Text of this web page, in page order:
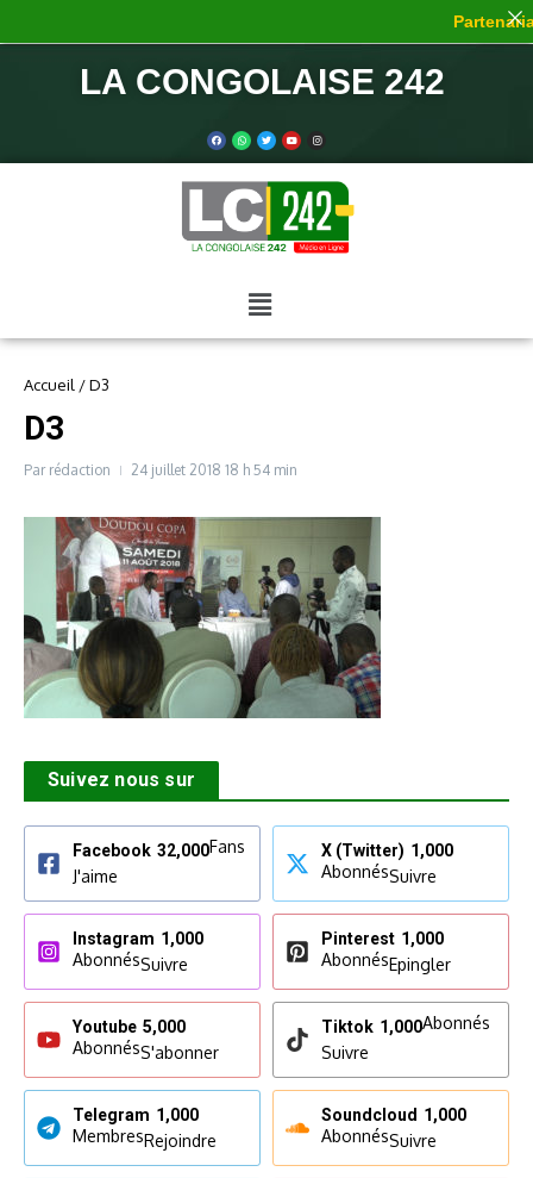
LA CONGOLAISE 242
Accueil /D3
D3
Par rédaction 24 juillet 2018 18 h 54 min
Suivez nous sur
Facebook 32,000Fans
J'aime
X (Twitter) 1,000
AbonnésSuivre
Instagram 1,000
AbonnésSuivre
Pinterest 1,000
AbonnésEpingler
Youtube 5,000
AbonnésS'abonner
Tiktok 1,000Abonnés
Suivre
Telegram 1,000
MembresRejoindre
Soundcloud 1,000
AbonnésSuivre